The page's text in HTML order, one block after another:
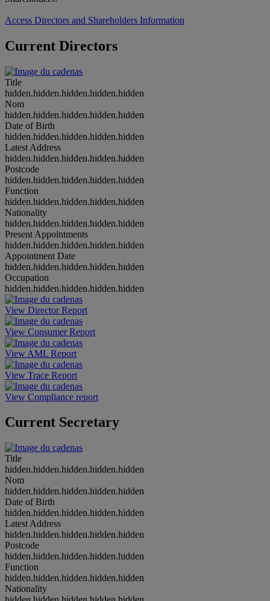
Access Directors and Shareholders Information
Current Directors
Title
hidden.hidden.hidden.hidden.hidden
Nom
hidden.hidden.hidden.hidden.hidden
Date of Birth
hidden.hidden.hidden.hidden.hidden
Latest Address
hidden.hidden.hidden.hidden.hidden
Postcode
hidden.hidden.hidden.hidden.hidden
Function
hidden.hidden.hidden.hidden.hidden
Nationality
hidden.hidden.hidden.hidden.hidden
Present Appointments
hidden.hidden.hidden.hidden.hidden
Appointment Date
hidden.hidden.hidden.hidden.hidden
Occupation
hidden.hidden.hidden.hidden.hidden
View Director Report
View Consumer Report
View AML Report
View Trace Report
View Compliance report
Current Secretary
Title
hidden.hidden.hidden.hidden.hidden
Nom
hidden.hidden.hidden.hidden.hidden
Date of Birth
hidden.hidden.hidden.hidden.hidden
Latest Address
hidden.hidden.hidden.hidden.hidden
Postcode
hidden.hidden.hidden.hidden.hidden
Function
hidden.hidden.hidden.hidden.hidden
Nationality